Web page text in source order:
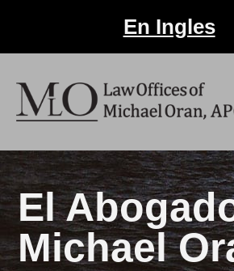
En Ingles
El
Michael